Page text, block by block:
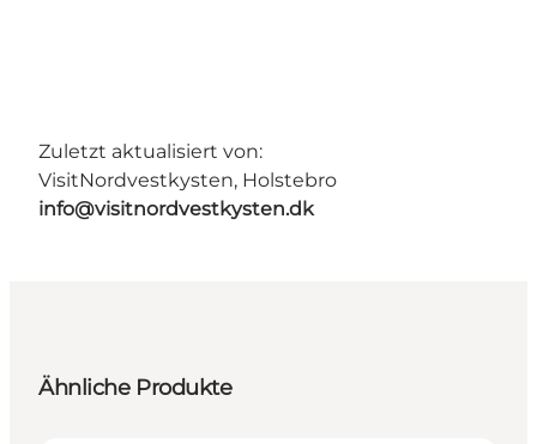
Zuletzt aktualisiert von:
VisitNordvestkysten, Holstebro
info@visitnordvestkysten.dk
Ähnliche Produkte